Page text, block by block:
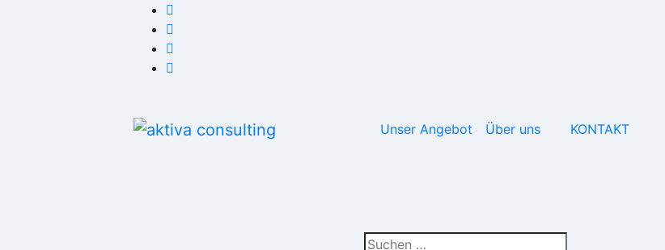
Unser Angebot Über uns KONTAKT
Suchen